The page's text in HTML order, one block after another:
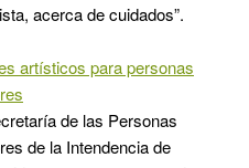
acerca de cuidados”.
artísticos para personas
de las Personas
de la Intendencia de